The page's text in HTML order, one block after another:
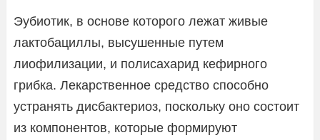
Эубиотик, в основе которого лежат живые
лактобациллы, высушенные путем
лиофилизации, и полисахарид кефирного
грибка. Лекарственное средство способно
устранять дисбактериоз, поскольку оно состоит
из компонентов, которые формируют